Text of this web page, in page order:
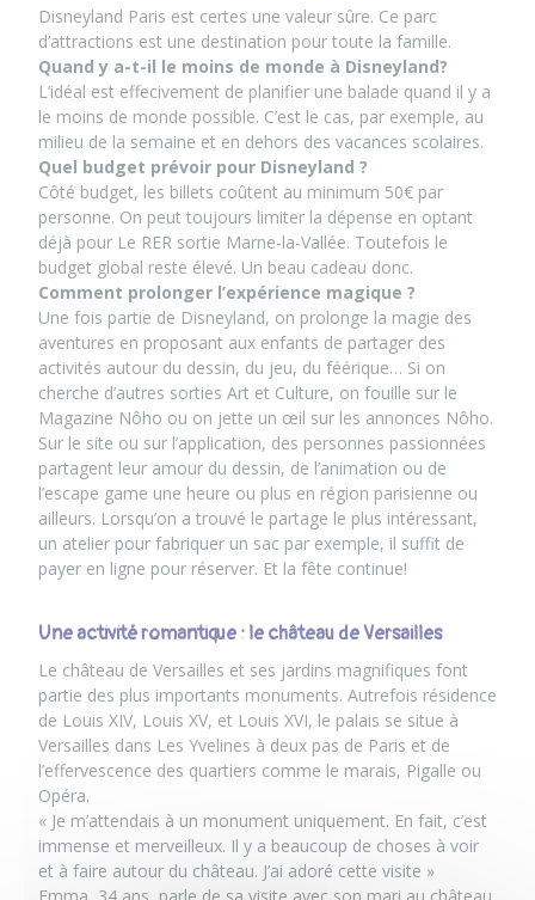
Disneyland Paris est certes une valeur sûre. Ce parc
d’attractions est une destination pour toute la famille.
Quand y a-t-il le moins de monde à Disneyland?
L’idéal est effecivement de planifier une balade quand il y a
le moins de monde possible. C’est le cas, par exemple, au
milieu de la semaine et en dehors des vacances scolaires.
Quel budget prévoir pour Disneyland ?
Côté budget, les billets coûtent au minimum 50€ par
personne. On peut toujours limiter la dépense en optant
déjà pour Le RER sortie Marne-la-Vallée. Toutefois le
budget global reste élevé. Un beau cadeau donc.
Comment prolonger l’expérience magique ?
Une fois partie de Disneyland, on prolonge la magie des
aventures en proposant aux enfants de partager des
activités autour du dessin, du jeu, du féérique… Si on
cherche d’autres sorties Art et Culture, on fouille sur le
Magazine Nôho ou on jette un œil sur les annonces Nôho.
Sur le site ou sur l’application, des personnes passionnées
partagent leur amour du dessin, de l’animation ou de
l’escape game une heure ou plus en région parisienne ou
ailleurs. Lorsqu’on a trouvé le partage le plus intéressant,
un atelier pour fabriquer un sac par exemple, il suffit de
payer en ligne pour réserver. Et la fête continue!
Une activité romantique : le château de Versailles
Le château de Versailles et ses jardins magnifiques font
partie des plus importants monuments. Autrefois résidence
de Louis XIV, Louis XV, et Louis XVI, le palais se situe à
Versailles dans Les Yvelines à deux pas de Paris et de
l’effervescence des quartiers comme le marais, Pigalle ou
Opéra.
« Je m’attendais à un monument uniquement. En fait, c’est
immense et merveilleux. Il y a beaucoup de choses à voir
et à faire autour du château. J’ai adoré cette visite »